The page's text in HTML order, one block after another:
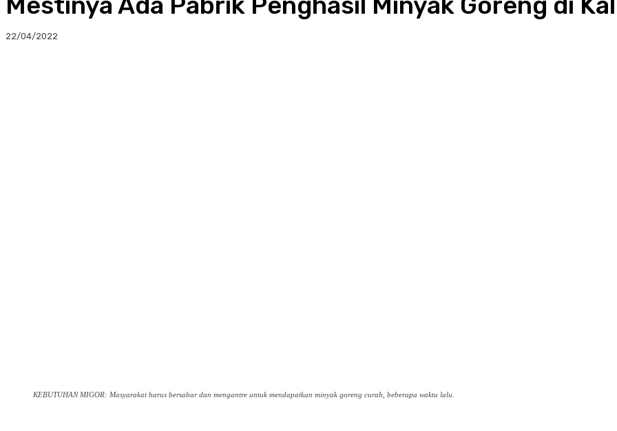
22/04/2022
KEBUTUHAN MIGOR: Masyarakat harus bersabar dan mengantre untuk mendapatkan minyak goreng curah, beberapa waktu lalu.